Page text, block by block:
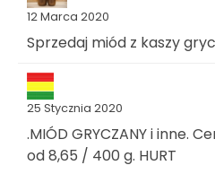
12 Marca 2020
Sprzedaj miód z kaszy
25 Stycznia 2020
.MIÓD GRYCZANY i inne.
od 8,65 / 400 g. HURT